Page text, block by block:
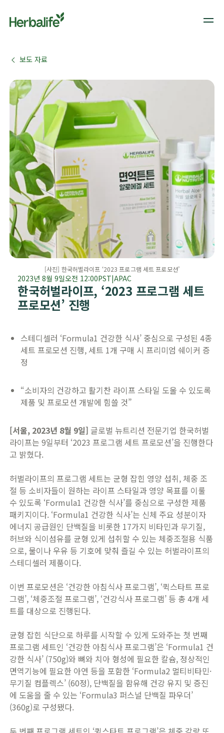
보도 자료
​​[사진] 한국허벌라이프 ‘2023 프로그램 세트 프로모션’​
2023년 8월 9일오전 12:00PST|APAC
​​한국허벌라이프, ‘2023 프로그램 세트
프로모션’ 진행​
​​스테디셀러 ‘Formula1 건강한 식사’ 중심으로 구성된 4종
세트 프로모션 진행, 세트 1개 구매 시 프리미엄 쉐이커 증
정
​“소비자의 건강하고 활기찬 라이프 스타일 도울 수 있도록
제품 및 프로모션 개발에 힘쓸 것”​
​​[서울, 2023년 8월 9일] 글로벌 뉴트리션 전문기업 한국허벌
라이프는 9일부터 ‘2023 프로그램 세트 프로모션’을 진행한다
고 밝혔다.
​허벌라이프의 프로그램 세트는 균형 잡힌 영양 섭취, 체중 조
절 등 소비자들이 원하는 라이프 스타일과 영양 목표를 이룰
수 있도록 ‘Formula1 건강한 식사’를 중심으로 구성한 제품
패키지이다. ‘Formula1 건강한 식사’는 신체 주요 성분이자
에너지 공급원인 단백질을 비롯한 17가지 비타민과 무기질,
허브와 식이섬유를 균형 있게 섭취할 수 있는 체중조절용 식품
으로, 물이나 우유 등 기호에 맞춰 즐길 수 있는 허벌라이프의
스테디셀러 제품이다.
​​이번 프로모션은 ‘건강한 아침식사 프로그램’, ‘퀵스타트 프로
그램’, ‘체중조절 프로그램’, ‘건강식사 프로그램’ 등 총 4개 세
트를 대상으로 진행된다.
​균형 잡힌 식단으로 하루를 시작할 수 있게 도와주는 첫 번째
프로그램 세트인 ‘건강한 아침식사 프로그램’은 ‘Formula1 건
강한 식사’ (750g)와 뼈와 치아 형성에 필요한 칼슘, 정상적인
면역기능에 필요한 아연 등을 포함한 ‘Formula2 멀티비타민·
무기질 컴플렉스’ (60정), 단백질을 함유해 건강 유지 및 증진
에 도움을 줄 수 있는 ‘Formula3 퍼스널 단백질 파우더’
(360g)로 구성됐다.